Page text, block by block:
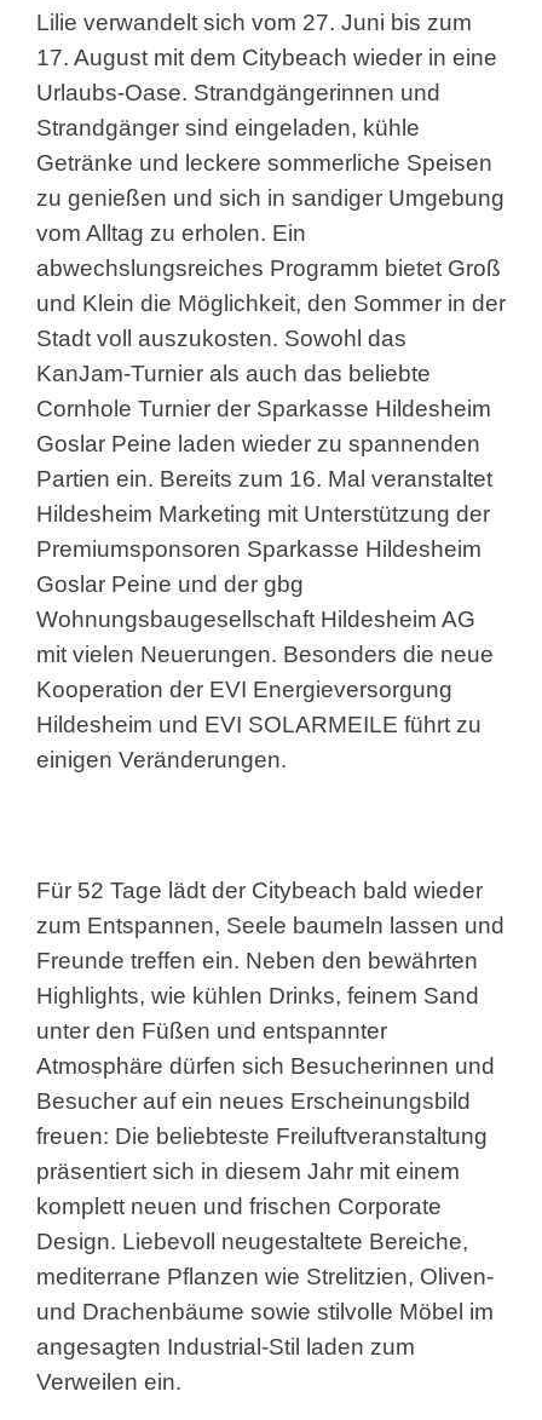
Lilie verwandelt sich vom 27. Juni bis zum
17. August mit dem Citybeach wieder in eine
Urlaubs-Oase. Strandgängerinnen und
Strandgänger sind eingeladen, kühle
Getränke und leckere sommerliche Speisen
zu genießen und sich in sandiger Umgebung
vom Alltag zu erholen. Ein
abwechslungsreiches Programm bietet Groß
und Klein die Möglichkeit, den Sommer in der
Stadt voll auszukosten. Sowohl das
KanJam-Turnier als auch das beliebte
Cornhole Turnier der Sparkasse Hildesheim
Goslar Peine laden wieder zu spannenden
Partien ein. Bereits zum 16. Mal veranstaltet
Hildesheim Marketing mit Unterstützung der
Premiumsponsoren Sparkasse Hildesheim
Goslar Peine und der gbg
Wohnungsbaugesellschaft Hildesheim AG
mit vielen Neuerungen. Besonders die neue
Kooperation der EVI Energieversorgung
Hildesheim und EVI SOLARMEILE führt zu
einigen Veränderungen.
Für 52 Tage lädt der Citybeach bald wieder
zum Entspannen, Seele baumeln lassen und
Freunde treffen ein. Neben den bewährten
Highlights, wie kühlen Drinks, feinem Sand
unter den Füßen und entspannter
Atmosphäre dürfen sich Besucherinnen und
Besucher auf ein neues Erscheinungsbild
freuen: Die beliebteste Freiluftveranstaltung
präsentiert sich in diesem Jahr mit einem
komplett neuen und frischen Corporate
Design. Liebevoll neugestaltete Bereiche,
mediterrane Pflanzen wie Strelitzien, Oliven-
und Drachenbäume sowie stilvolle Möbel im
angesagten Industrial-Stil laden zum
Verweilen ein.